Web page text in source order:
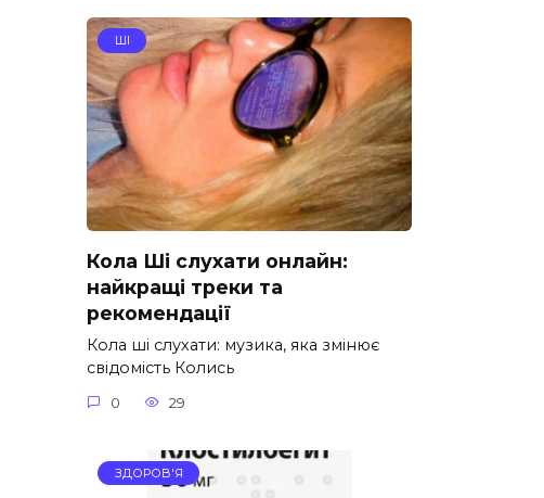
ШІ
Кола Ші слухати онлайн:
найкращі треки та
рекомендації
Кола ші слухати: музика, яка змінює
свідомість Колись
0 29
ЗДОРОВ'Я